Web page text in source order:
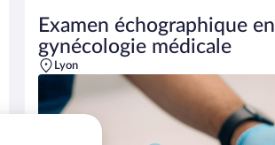
Examen échographique en
gynécologie médicale
Lyon